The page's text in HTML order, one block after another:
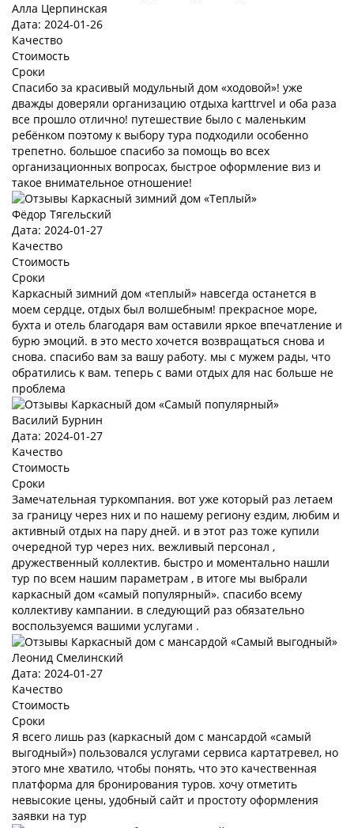
Алла Церпинская
Дата: 2024-01-26
Качество
Стоимость
Сроки
Спасибо за красивый модульный дом «ходовой»! уже
дважды доверяли организацию отдыха karttrvel и оба раза
все прошло отлично! путешествие было с маленьким
ребёнком поэтому к выбору тура подходили особенно
трепетно. большое спасибо за помощь во всех
организационных вопросах, быстрое оформление виз и
такое внимательное отношение!
Фёдор Тягельский
Дата: 2024-01-27
Качество
Стоимость
Сроки
Каркасный зимний дом «теплый» навсегда останется в
моем сердце, отдых был волшебным! прекрасное море,
бухта и отель благодаря вам оставили яркое впечатление и
бурю эмоций. в это место хочется возвращаться снова и
снова. спасибо вам за вашу работу. мы с мужем рады, что
обратились к вам. теперь с вами отдых для нас больше не
проблема
Василий Бурнин
Дата: 2024-01-27
Качество
Стоимость
Сроки
Замечательная туркомпания. вот уже который раз летаем
за границу через них и по нашему региону ездим, любим и
активный отдых на пару дней. и в этот раз тоже купили
очередной тур через них. вежливый персонал ,
дружественный коллектив. быстро и моментально нашли
тур по всем нашим параметрам , в итоге мы выбрали
каркасный дом «самый популярный». спасибо всему
коллективу кампании. в следующий раз обязательно
воспользуемся вашими услугами .
Леонид Смелинский
Дата: 2024-01-27
Качество
Стоимость
Сроки
Я всего лишь раз (каркасный дом с мансардой «самый
выгодный») пользовался услугами сервиса картатревел, но
этого мне хватило, чтобы понять, что это качественная
платформа для бронирования туров. хочу отметить
невысокие цены, удобный сайт и простоту оформления
заявки на тур